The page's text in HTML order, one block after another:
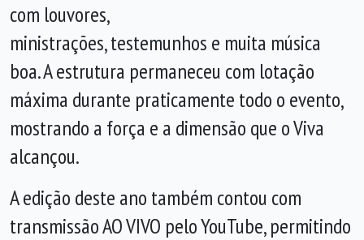
com louvores,
ministrações, testemunhos e muita música
boa. A estrutura permaneceu com lotação
máxima durante praticamente todo o evento,
mostrando a força e a dimensão que o Viva
alcançou.
A edição deste ano também contou com
transmissão AO VIVO pelo YouTube, permitindo